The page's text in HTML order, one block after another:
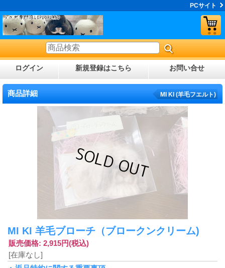
PCサイト
ログイン 新規登録はこちら お問い合せ
商品詳細 MI KI (羊毛フエルト)
MI KI 羊毛ブローチ（ブロークンクリーム)
販売価格: 2,915円(税込)
[在庫なし]